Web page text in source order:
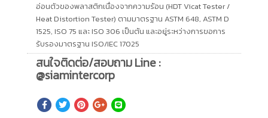
อ่อนตัวของพลาสติกเนื่องจากความร้อน (HDT Vicat Tester /
Heat Distortion Tester) ตามมาตรฐาน ASTM 648, ASTM D
1525, ISO 75 และ ISO 306 เป็นต้น และอยู่ระหว่างการขอการ
รับรองมาตรฐาน ISO/IEC 17025
สนใจติดต่อ/สอบถาม Line :
@siamintercorp